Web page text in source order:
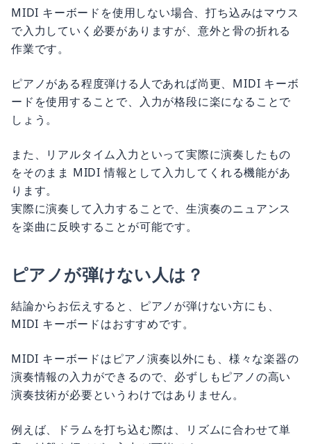
MIDI キーボードを使用しない場合、打ち込みはマウス
で入力していく必要がありますが、意外と骨の折れる
作業です。
ピアノがある程度弾ける人であれば尚更、MIDI キーボ
ードを使用することで、入力が格段に楽になることで
しょう。
また、リアルタイム入力といって実際に演奏したもの
をそのまま MIDI 情報として入力してくれる機能があ
ります。
実際に演奏して入力することで、生演奏のニュアンス
を楽曲に反映することが可能です。
ピアノが弾けない人は？
結論からお伝えすると、ピアノが弾けない方にも、
MIDI キーボードはおすすめです。
MIDI キーボードはピアノ演奏以外にも、様々な楽器の
演奏情報の入力ができるので、必ずしもピアノの高い
演奏技術が必要というわけではありません。
例えば、ドラムを打ち込む際は、リズムに合わせて単